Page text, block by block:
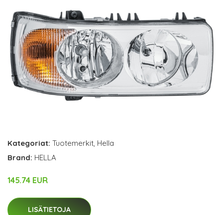
Kategoriat: Tuotemerkit, Hella
Brand: HELLA
145.74 EUR
LISÄTIETOJA